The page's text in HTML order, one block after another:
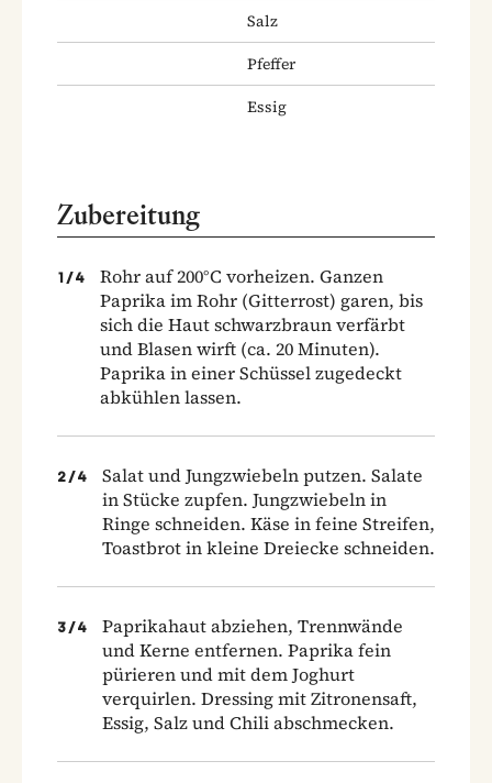
Salz
Pfeffer
Essig
Zubereitung
1 /4
Rohr auf 200°C vorheizen. Ganzen
Paprika im Rohr (Gitterrost) garen, bis
sich die Haut schwarzbraun verfärbt
und Blasen wirft (ca. 20 Minuten).
Paprika in einer Schüssel zugedeckt
abkühlen lassen.
2 /4
Salat und Jungzwiebeln putzen. Salate
in Stücke zupfen. Jungzwiebeln in
Ringe schneiden. Käse in feine Streifen,
Toastbrot in kleine Dreiecke schneiden.
3 /4
Paprikahaut abziehen, Trennwände
und Kerne entfernen. Paprika fein
pürieren und mit dem Joghurt
verquirlen. Dressing mit Zitronensaft,
Essig, Salz und Chili abschmecken.